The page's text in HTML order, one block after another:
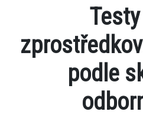
podle